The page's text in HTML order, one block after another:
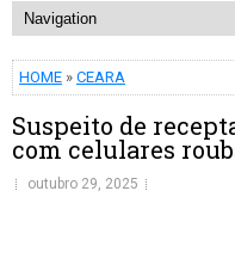
HOME » CEARA
Suspeito de
com celulares
outubro 29, 2025